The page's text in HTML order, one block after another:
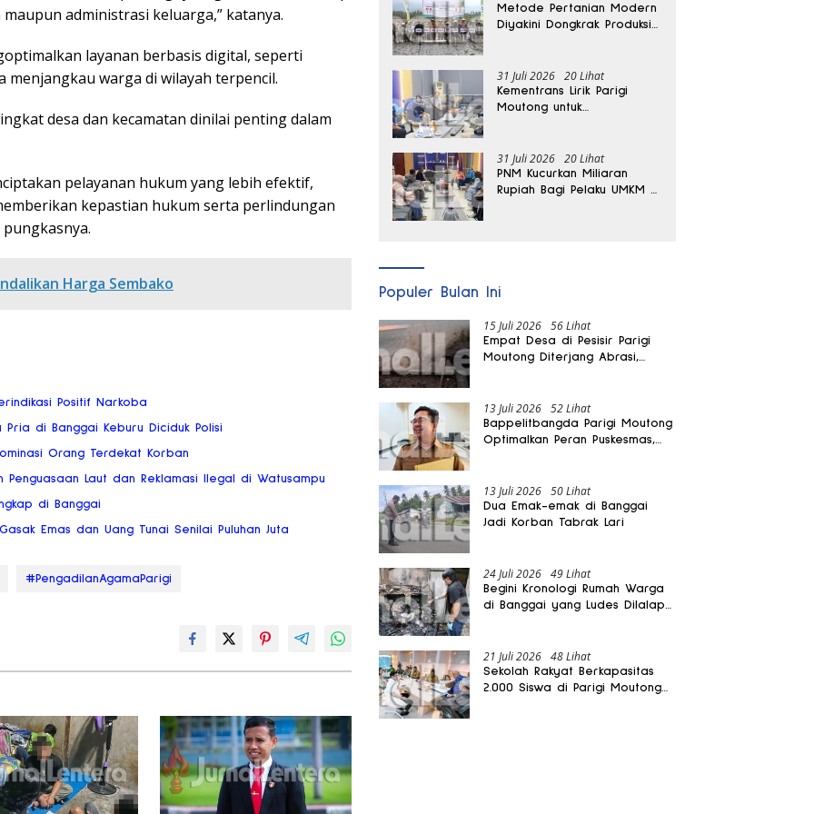
administrasi keluarga,” katanya.
layanan berbasis digital, seperti
menjangkau warga di wilayah terpencil.
desa dan kecamatan dinilai penting dalam
pelayanan hukum yang lebih efektif,
kepastian hukum serta perlindungan
Harga Sembako
Positif Narkoba
di Banggai Keburu Diciduk Polisi
Orang Terdekat Korban
Penguasaan Laut dan Reklamasi Ilegal di Watusampu
di Banggai
Emas dan Uang Tunai Senilai Puluhan Juta
#PengadilanAgamaParigi
Metode Pertanian Modern
Diyakini Dongkrak Produksi
31 Juli 2026 20 Lihat
Kementrans Lirik Parigi
Moutong untuk
31 Juli 2026 20 Lihat
PNM Kucurkan Miliaran
Rupiah Bagi Pelaku UMKM di
Populer Bulan Ini
15 Juli 2026 56 Lihat
Empat Desa di Pesisir Parigi
Moutong Diterjang Abrasi,
13 Juli 2026 52 Lihat
Bappelitbangda Parigi Moutong
Optimalkan Peran Puskesmas,
13 Juli 2026 50 Lihat
Dua Emak-emak di Banggai
Jadi Korban Tabrak Lari
24 Juli 2026 49 Lihat
Begini Kronologi Rumah Warga
di Banggai yang Ludes Dilalap
21 Juli 2026 48 Lihat
Sekolah Rakyat Berkapasitas
2.000 Siswa di Parigi Moutong